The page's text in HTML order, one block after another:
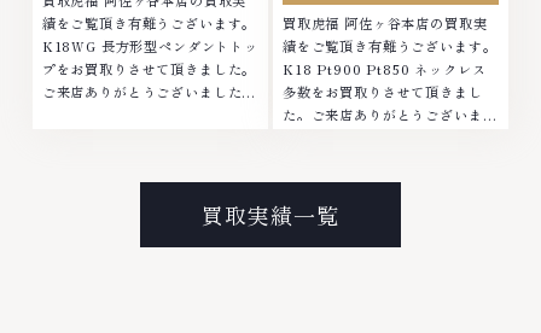
績をご覧頂き有難うございます。
K18WG 長方形型ペンダントトッ
プをお買取りさせて頂きました。
ご来店ありがとうございました。
ら、お任せくださいなかでも金・
プラチナ等のアクセサリー・貴金
属・宝石・ダイヤモンド・ジュエ
リーや ブランド品・時計等は特
買取虎福 阿佐ヶ谷本店の買取実
績をご覧頂き有難うございます。
K18 Pt900 Pt850 ネックレス
多数をお買取りさせて頂きまし
た。ご来店ありがとうございまし
ブランド衣類 お酒買取りのこと
なら、お任せくださいなかでも
金・プラチナ等のアクセサリー・
貴金属・宝石・ダイヤモンド・ジ
買取実績一覧